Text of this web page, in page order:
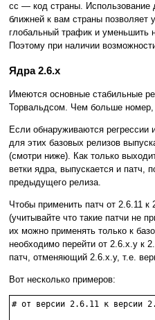
cc — код страны. Использование
ближней к вам страны позволяет
глобальный трафик и уменьшить
Поэтому при наличии
Ядра 2.6.x
Имеются основные стабильные
Торвальдсом. Чем больше номер,
Если обнаруживаются регрессии
для этих базовых релизов
(смотри ниже). Как только
ветки ядра, выпускается и патч,
предыдущего релиза.
Чтобы применить патч от 2.6.11
(учитывайте что такие патчи не
их можно применять только к
необходимо перейти от 2.6.x.y к
патч, отменяющий 2.6.x.y, т.е.
Вот несколько примеров:
# от версии 2.6.11 к версии